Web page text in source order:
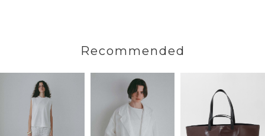
Recommended